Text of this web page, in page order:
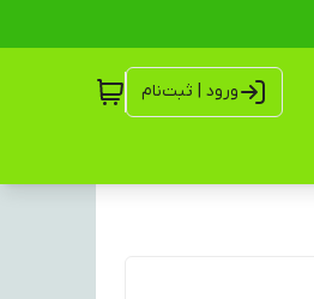
ورود | ثبت‌نام